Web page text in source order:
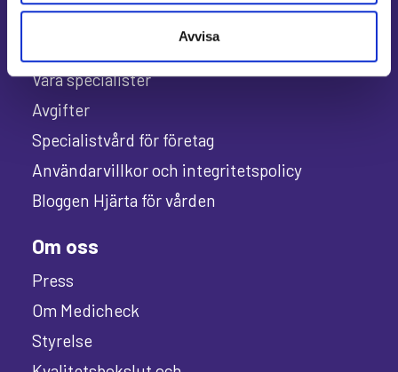
Avvisa
Våra specialister
Avgifter
Specialistvård för företag
Användarvillkor och integritetspolicy
Bloggen Hjärta för vården
Om oss
Press
Om Medicheck
Styrelse